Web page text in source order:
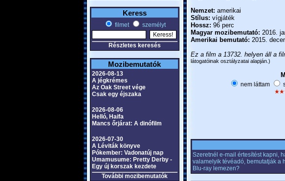
Keress
filmet személyt
Részletes keresés
Mozibemutatók
2026-08-13
A jégkrémes
Az Oak Street vége
Csak egy éjszaka
2026-08-06
Helló, Haifa
Mancs őrjárat: A dinófilm
2026-07-30
A Léviták könyve
Pókember: Vadonatúj nap
Umamusume: Pretty Derby -
Egy új korszak kezdete
További mozibemutatók
Nemzet: amerikai
Stílus: vígjáték
Hossz: 96 perc
Magyar mozibemutató: 2016.
Amerikai bemutató: 2015.
Ez a film a 13732. helyen áll a
látogatóinak osztályzatai alapján.)
nem láttam
Szeretnél e-mail értesítést kapni,
valamelyik tévéadó, bemutatják a
Blu-ray lemezen?